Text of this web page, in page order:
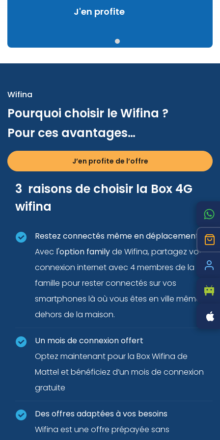
J'en profite
Wifina
Pourquoi choisir le Wifina ?
Pour ces avantages…
J’en profite de l’offre
3 raisons de choisir la Box 4G
wifina
Restez connectés même en déplacement
Avec l'option familyde Wifina, partagez votre
connexion internet avec 4 membres de la
famille pour rester connectés sur vos
smartphones là où vous êtes en ville même en
dehors de la maison.
Un mois de connexion offert
Optez maintenant pour la Box Wifina de
Mattel et bénéficiez d’un mois de connexion
gratuite
Des offres adaptées à vos besoins
Wifina est une offre prépayée sans